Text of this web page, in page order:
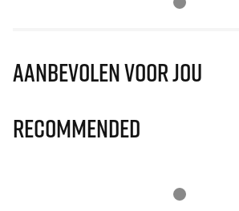
Aanbevolen voor jou
Recommended